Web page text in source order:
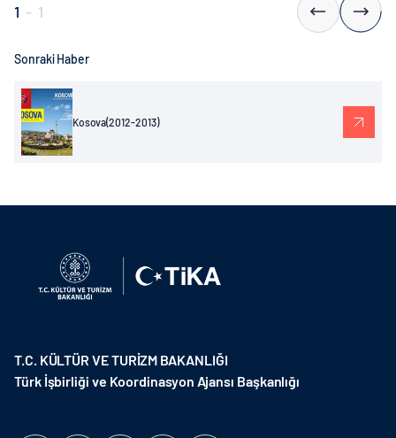
1 - 1
Sonraki Haber
Kosova(2012-2013)
T.C. KÜLTÜR VE TURİZM BAKANLIĞI
Türk İşbirliği ve Koordinasyon Ajansı Başkanlığı